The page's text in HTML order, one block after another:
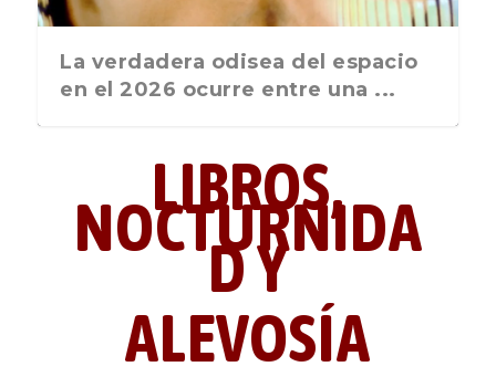
La última postal de la temporada
nos recuerda que nos vamos ...
La verdadera odisea del espacio
en el 2026 ocurre entre una ...
LIBROS,
NOCTURNIDA
D Y
ALEVOSÍA